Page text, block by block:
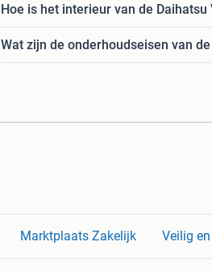
Hoe is het interieur van de
Wat zijn de onderhoudseisen van
Marktplaats Zakelijk Veilig